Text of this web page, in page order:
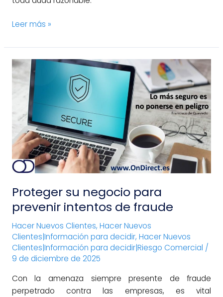
Leer más »
Proteger su negocio para
prevenir intentos de fraude
Hacer Nuevos Clientes, Hacer Nuevos
Clientes|Información para decidir, Hacer Nuevos
Clientes|Información para decidir|Riesgo Comercial /
9 de diciembre de 2025
Con la amenaza siempre presente de fraude
perpetrado contra las empresas, es vital
Proteger
su
negocio
para
prevenir
intentos
de
fraude